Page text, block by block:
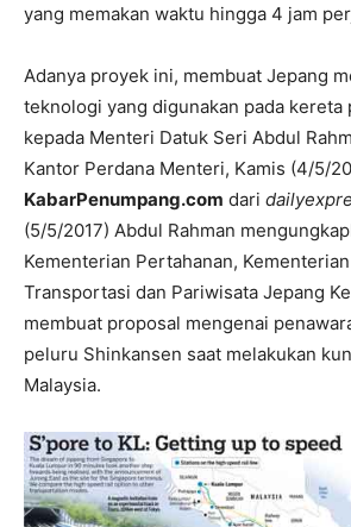
yang memakan waktu hingga 4 jam
Adanya proyek ini, membuat Jepang
teknologi yang digunakan pada kereta
kepada Menteri Datuk Seri Abdul
Kantor Perdana Menteri, Kamis (4/5/
KabarPenumpang.com dari
(5/5/2017) Abdul Rahman
Kementerian Pertahanan,
Transportasi dan Pariwisata Jepang
membuat proposal mengenai
peluru Shinkansen saat melakukan
Malaysia.